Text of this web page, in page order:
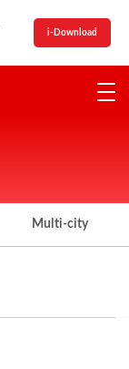
i-Download
Multi-city